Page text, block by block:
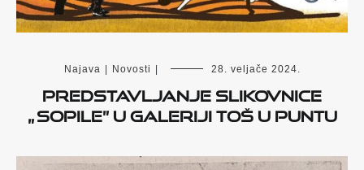
Najava Novosti 28. veljače 2024.
Predstavljanje slikovnice
„ Sopile” u Galeriji Toš u Puntu